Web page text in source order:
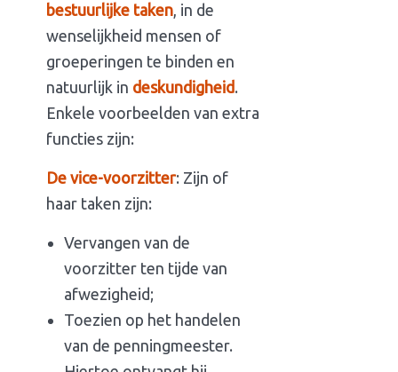
bestuurlijke taken, in de
wenselijkheid mensen of
groeperingen te binden en
natuurlijk in deskundigheid.
Enkele voorbeelden van extra
functies zijn:
De vice-voorzitter: Zijn of
haar taken zijn:
Vervangen van de
voorzitter ten tijde van
afwezigheid;
Toezien op het handelen
van de penningmeester.